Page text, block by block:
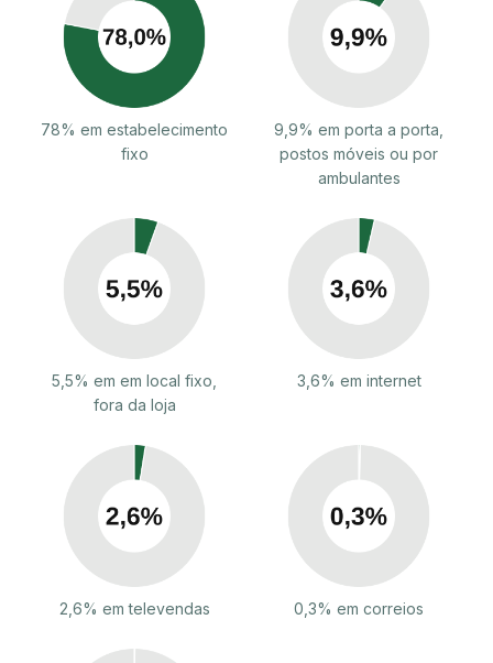
78% em estabelecimento
fixo
9,9% em porta a porta,
postos móveis ou por
ambulantes
5,5% em em local fixo,
fora da loja
3,6% em internet
2,6% em televendas 0,3% em correios